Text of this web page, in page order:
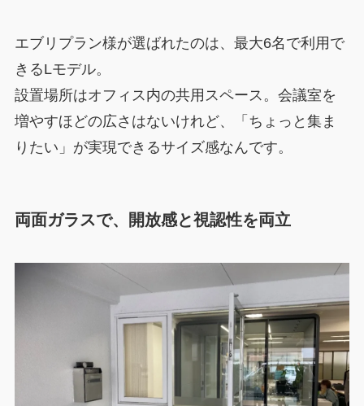
エブリプラン様が選ばれたのは、最大6名で利用で
きるLモデル。
設置場所はオフィス内の共用スペース。会議室を
増やすほどの広さはないけれど、「ちょっと集ま
りたい」が実現できるサイズ感なんです。
両面ガラスで、開放感と視認性を両立